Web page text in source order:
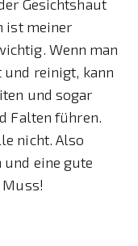
Gesichtshaut
ist meiner
Wenn man
reinigt, kann
und sogar
Falten führen.
nicht. Also
und eine gute